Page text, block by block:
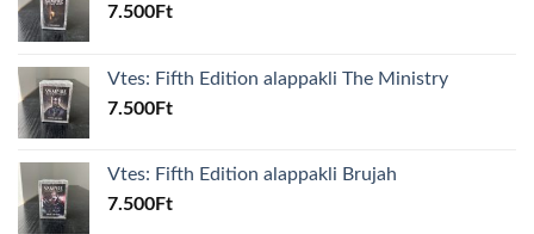
7.500Ft
Vtes: Fifth Edition alappakli The Ministry
7.500Ft
Vtes: Fifth Edition alappakli Brujah
7.500Ft